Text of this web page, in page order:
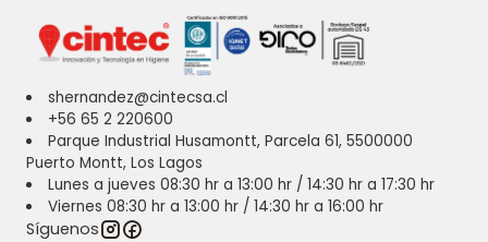
shernandez@cintecsa.cl
+56 65 2 220600
Parque Industrial Husamontt, Parcela 61, 5500000
Puerto Montt, Los Lagos
Lunes a jueves 08:30 hr a 13:00 hr / 14:30 hr a 17:30 hr
Viernes 08:30 hr a 13:00 hr / 14:30 hr a 16:00 hr
Síguenos